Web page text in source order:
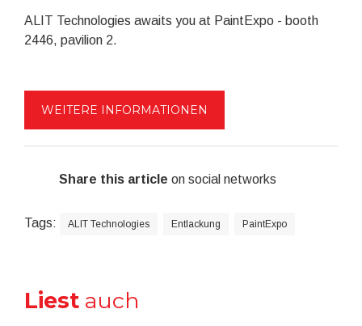
ALIT Technologies awaits you at PaintExpo - booth
2446, pavilion 2.
WEITERE INFORMATIONEN
Share this article on social networks
Tags: ALIT Technologies Entlackung PaintExpo
Liest auch